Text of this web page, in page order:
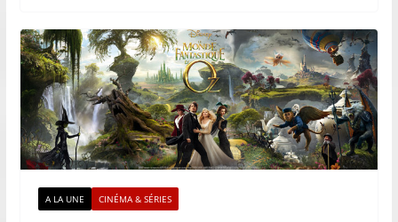
A LA UNE CINÉMA & SÉRIES